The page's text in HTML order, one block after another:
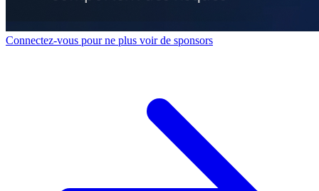
Connectez-vous pour ne plus voir de sponsors